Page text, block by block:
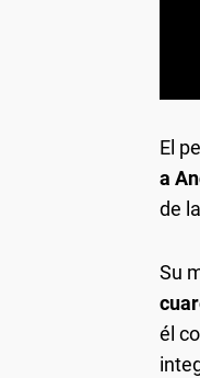
El
a
de
Su
él